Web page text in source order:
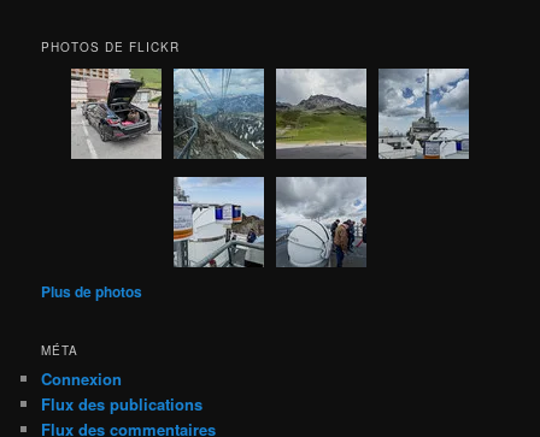
PHOTOS DE FLICKR
Plus de photos
MÉTA
Connexion
Flux des publications
Flux des commentaires